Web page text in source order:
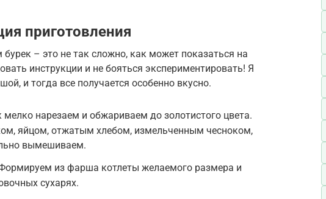
приготовления
бурек – это не так сложно, как может показаться на
инструкции и не бояться экспериментировать! Я
и тогда все получается особенно вкусно.
нарезаем и обжариваем до золотистого цвета.
яйцом, отжатым хлебом, измельченным чесноком,
вымешиваем.
из фарша котлеты желаемого размера и
сухарях.